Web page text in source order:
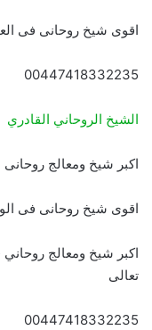
اقوى شيخ روحانى فى
00447418332235
الشيخ الروحاني القادري
اكبر شيخ ومعالج
اقوى شيخ روحانى فى
اكبر شيخ ومعالج روحاني
تعالى
00447418332235